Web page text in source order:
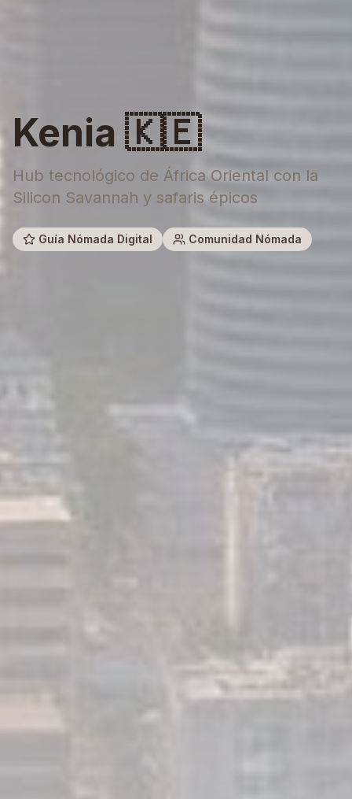
Kenia 🇰🇪
Hub tecnológico de África Oriental con la
Silicon Savannah y safaris épicos
Guía Nómada Digital Comunidad Nómada